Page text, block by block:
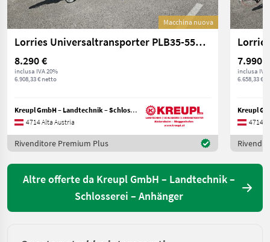
Macchina nuova
Lorries Universaltransporter PLB35-5521 mit Zubehör!
8.290 €
inclusa IVA 20%
6.908,33 € netto
Kreupl GmbH – Landtechnik – Schlosserei – Anhänger
4714 Alta Austria
Rivenditore Premium Plus
7.990 €
inclusa IVA
6.658,33 €
4714
Altre offerte da Kreupl GmbH – Landtechnik –
Schlosserei – Anhänger